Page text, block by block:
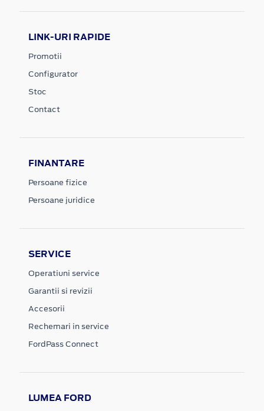
LINK-URI RAPIDE
Promotii
Configurator
Stoc
Contact
FINANTARE
Persoane fizice
Persoane juridice
SERVICE
Operatiuni service
Garantii si revizii
Accesorii
Rechemari in service
FordPass Connect
LUMEA FORD